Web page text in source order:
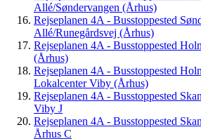
Allé/Søndervangen (Århus)
Rejseplanen 4A - Busstoppested
Allé/Runegårdsvej (Århus)
Rejseplanen 4A - Busstoppested
(Århus)
Rejseplanen 4A - Busstoppested
Lokalcenter Viby (Århus)
Rejseplanen 4A - Busstoppested
Viby J
Rejseplanen 4A - Busstoppested
Århus C